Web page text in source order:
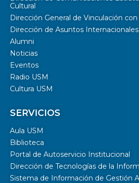
Cultural
Dirección General de Vinculación
Dirección de Asuntos Internacionales
Alumni
Noticias
Eventos
Radio USM
Cultura USM
SERVICIOS
Aula USM
Biblioteca
Portal de Autoservicio Institucional
Dirección de Tecnologías de la
Sistema de Información de Gestión